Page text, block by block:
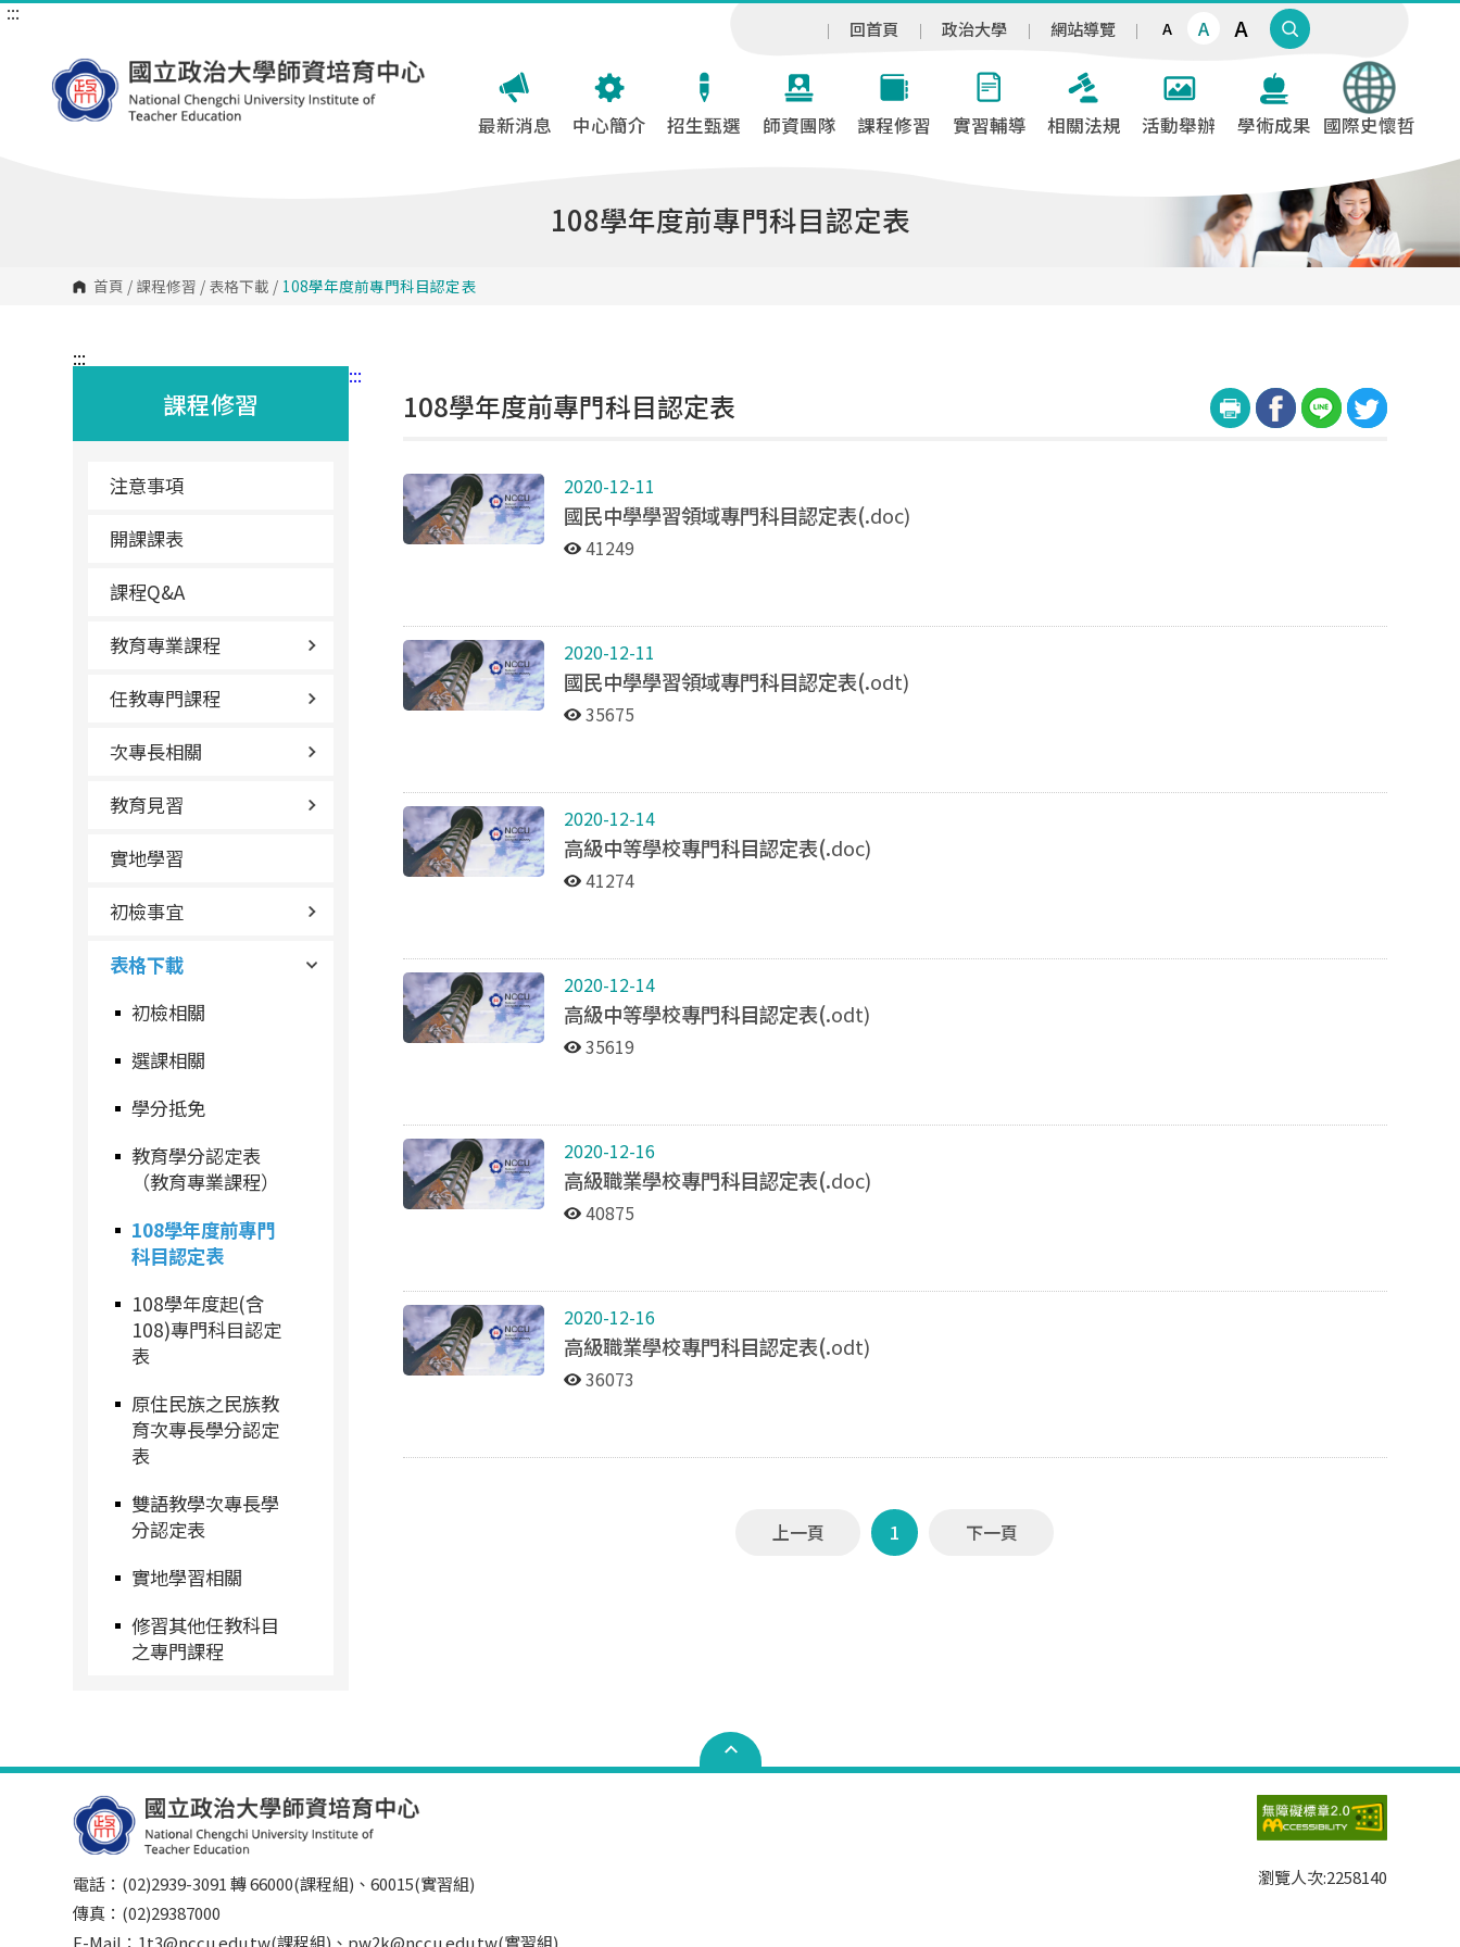
跳
:::
回首頁 政治大學 網站導覽 A A A
最新消息 中心簡介 招生甄選 師資團隊 課程修習 實習輔導 相關法規 活動舉辦 學術成果 國際史懷哲
108學年度前專門科目認定表
首頁 / 課程修習 / 表格下載 / 108學年度前專門科目認定表
:::
課程修習
注意事項
開課課表
課程Q&A
教育專業課程
任教專門課程
次專長相關
教育見習
實地學習
初檢事宜
表格下載
初檢相關
選課相關
學分抵免
教育學分認定表
（教育專業課程）
108學年度前專門
科目認定表
108學年度起(含
108)專門科目認定
表
原住民族之民族教
育次專長學分認定
表
雙語教學次專長學
分認定表
實地學習相關
修習其他任教科目
之專門課程
:::
108學年度前專門科目認定表
2020-12-11
國民中學學習領域專門科目認定表(.doc)
41249
2020-12-11
國民中學學習領域專門科目認定表(.odt)
35675
2020-12-14
高級中等學校專門科目認定表(.doc)
41274
2020-12-14
高級中等學校專門科目認定表(.odt)
35619
2020-12-16
高級職業學校專門科目認定表(.doc)
40875
2020-12-16
高級職業學校專門科目認定表(.odt)
36073
上一頁 1 下一頁
電話：(02)2939-3091 轉 66000(課程組)、60015(實習組)
傳真：(02)29387000
E-Mail：1t3@nccu.edu.tw(課程組)、pw2k@nccu.edu.tw(實習組)
瀏覽人次:2258140